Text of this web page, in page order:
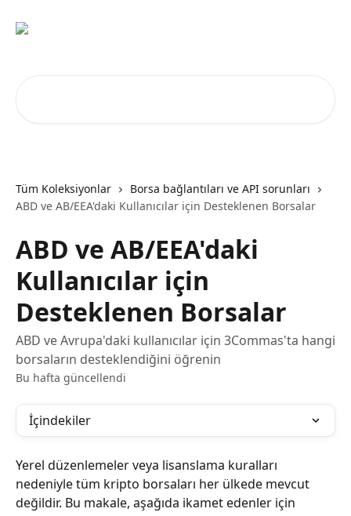
Tüm Koleksiyonlar
Borsa bağlantıları ve API sorunları
ABD ve AB/EEA'daki Kullanıcılar için Desteklenen Borsalar
ABD ve AB/EEA'daki
Kullanıcılar için
Desteklenen Borsalar
ABD ve Avrupa'daki kullanıcılar için 3Commas'ta hangi
borsaların desteklendiğini öğrenin
Bu hafta güncellendi
İçindekiler
Yerel düzenlemeler veya lisanslama kuralları
nedeniyle tüm kripto borsaları her ülkede mevcut
değildir. Bu makale, aşağıda ikamet edenler için